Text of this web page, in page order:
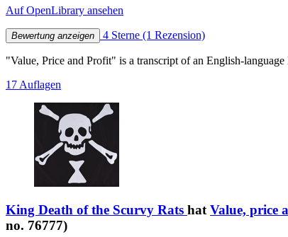
Auf OpenLibrary ansehen
Bewertung anzeigen 4 Sterne (1 Rezension)
"Value, Price and Profit" is a transcript of an English-
17 Auflagen
King Death of the Scurvy Rats hatValue, price
no. 76777)